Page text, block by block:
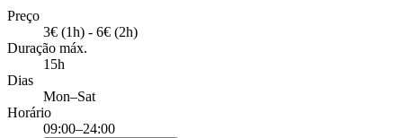
Preço
3€ (1h) - 6€ (2h)
Duração máx.
15h
Dias
Mon–Sat
Horário
09:00–24:00